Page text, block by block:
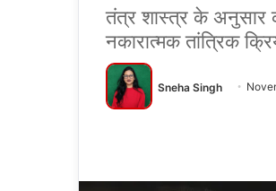
तंत्र शास्त्र के अनुसार
नकारात्मक तांत्रिक
Sneha Singh